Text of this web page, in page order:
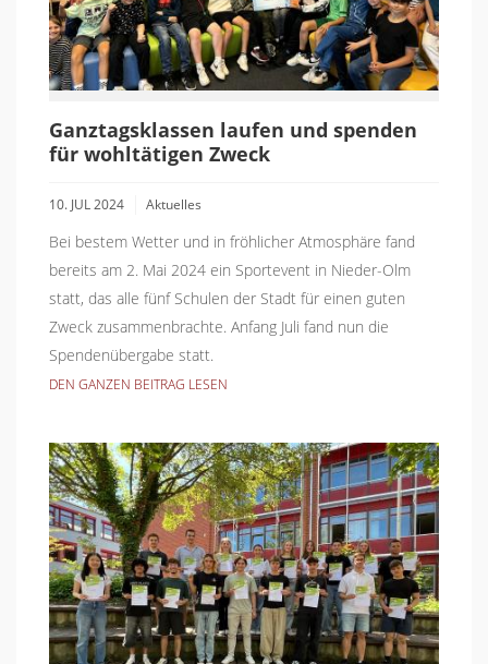
Ganztagsklassen laufen und spenden
für wohltätigen Zweck
10. JUL 2024 Aktuelles
Bei bestem Wetter und in fröhlicher Atmosphäre fand
bereits am 2. Mai 2024 ein Sportevent in Nieder-Olm
statt, das alle fünf Schulen der Stadt für einen guten
Zweck zusammenbrachte. Anfang Juli fand nun die
Spendenübergabe statt.
DEN GANZEN BEITRAG LESEN